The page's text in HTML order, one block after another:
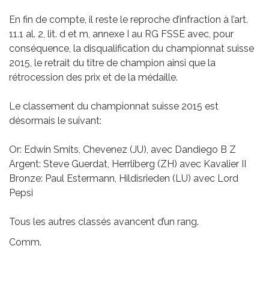
En fin de compte, il reste le reproche d’infraction à l’art.
11.1 al. 2, lit. d et m, annexe I au RG FSSE avec, pour
conséquence, la disqualification du championnat suisse
2015, le retrait du titre de champion ainsi que la
rétrocession des prix et de la médaille.
Le classement du championnat suisse 2015 est
désormais le suivant:
Or: Edwin Smits, Chevenez (JU), avec Dandiego B Z
Argent: Steve Guerdat, Herrliberg (ZH) avec Kavalier II
Bronze: Paul Estermann, Hildisrieden (LU) avec Lord
Pepsi
Tous les autres classés avancent d’un rang.
Comm.